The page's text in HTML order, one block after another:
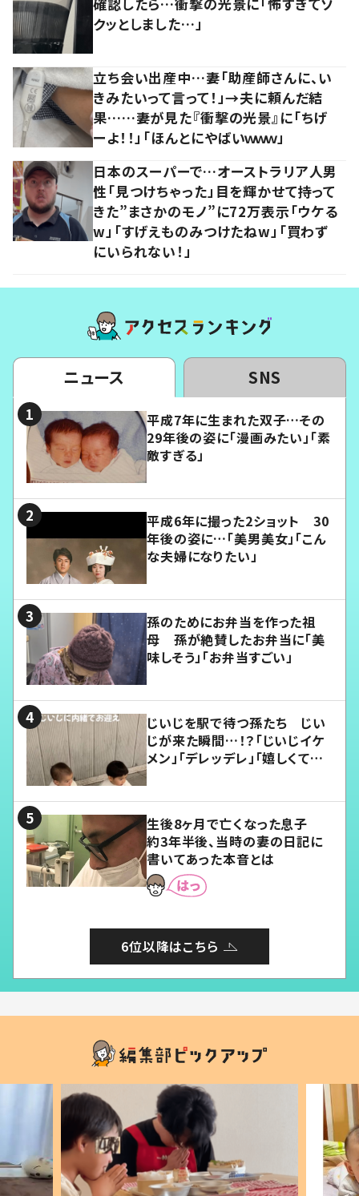
クッとしました…」
立ち会い出産中…妻「助産師さんに、い
きみたいって言って！」→夫に頼んだ結
果……妻が見た『衝撃の光景』に「ちげ
ーよ！！」「ほんとにやばいｗｗｗ」
日本のスーパーで…オーストラリア人男
性「見つけちゃった」目を輝かせて持って
きた”まさかのモノ”に72万表示「ウケる
w」「すげえものみつけたねw」「買わず
にいられない！」
ニュース SNS
平成7年に生まれた双子…その
29年後の姿に「漫画みたい」「素
敵すぎる」
平成6年に撮った2ショット 30
年後の姿に…「美男美女」「こん
な夫婦になりたい」
孫のためにお弁当を作った祖
母 孫が絶賛したお弁当に「美
味しそう」「お弁当すごい」
じいじを駅で待つ孫たち じい
じが来た瞬間…！？「じいじイケ
メン」「デレッデレ」「嬉しくて可
生後8ヶ月で亡くなった息子
約3年半後、当時の妻の日記に
書いてあった本音とは
6位以降はこちら